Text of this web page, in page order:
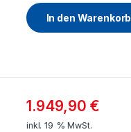
In den Warenkorb
1.949,90 €
inkl. 19 % MwSt.